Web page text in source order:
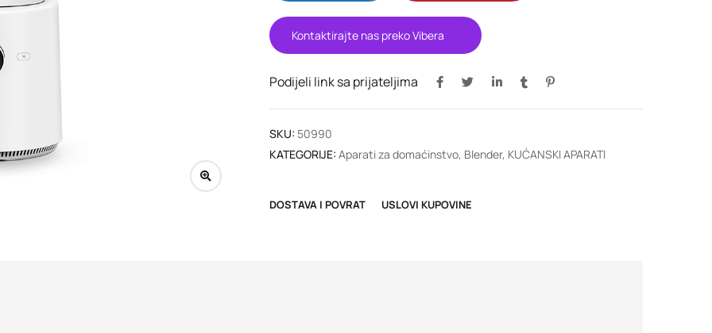
Kontaktirajte nas preko Vibera
Podijeli link sa prijateljima
SKU: 50990
KATEGORIJE: Aparati za domaćinstvo, Blender, KUĆANSKI APARATI
DOSTAVA I POVRAT USLOVI KUPOVINE